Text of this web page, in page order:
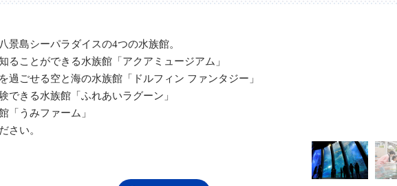
景島シーパラダイスの4つの水族館。
ることができる水族館「アクアミュージアム」
過ごせる空と海の水族館「ドルフィン ファンタジー」
できる水族館「ふれあいラグーン」
「うみファーム」
さい。